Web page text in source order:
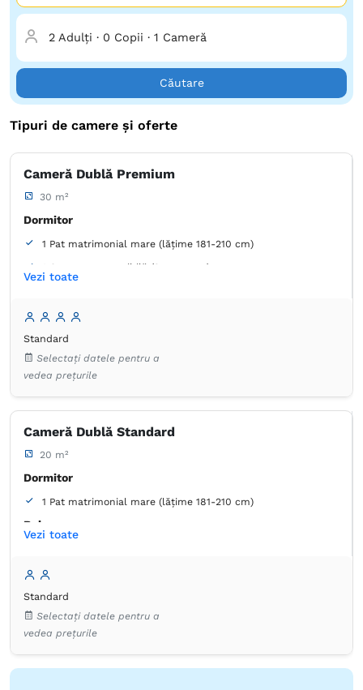
2 Adulți · 0 Copii · 1 Cameră
Căutare
Tipuri de camere și oferte
Cameră Dublă Premium
30 m²
Dormitor
1 Pat matrimonial mare (lățime 181-210 cm)
1 Canapea extensibilă (2 persoane)
Proprie -
Articole de toaletă gratuite
Papuci de casă
Mochetă
Priză lângă pat Seif TV cu ecran plat
Vezi toate
Standard
Selectați datele pentru a
vedea prețurile
Cameră Dublă Standard
20 m²
Dormitor
1 Pat matrimonial mare (lățime 181-210 cm)
Baie
Articole de toaletă gratuite
Aer condiţionat
Mochetă
Vezi toate
Standard
Selectați datele pentru a
vedea prețurile